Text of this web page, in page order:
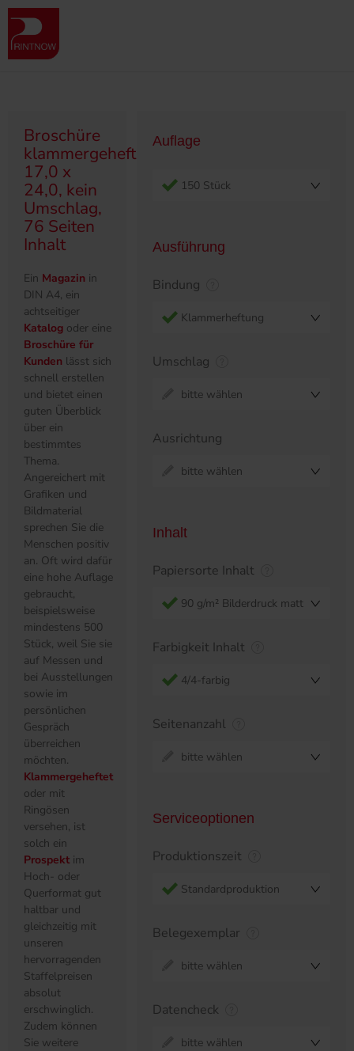
" >
Produktübersicht
Broschüre klammergeheftet, 17,0 x 24,0, kein Umschlag, 76 Seiten
Inhalt
Broschüre
klammergeheftet,
17,0 x
24,0, kein
Umschlag,
76 Seiten
Inhalt
Ein Magazin in
DIN A4, ein
achtseitiger
Katalog oder eine
Broschüre für
Kunden lässt sich
schnell erstellen
und bietet einen
guten Überblick
über ein
bestimmtes
Thema.
Angereichert mit
Grafiken und
Bildmaterial
sprechen Sie die
Menschen positiv
an. Oft wird dafür
eine hohe Auflage
gebraucht,
beispielsweise
mindestens 500
Stück, weil Sie sie
auf Messen und
bei Ausstellungen
sowie im
persönlichen
Gespräch
überreichen
möchten.
Klammergeheftet
oder mit
Ringösen
versehen, ist
solch ein
Prospekt im
Hoch- oder
Querformat gut
haltbar und
gleichzeitig mit
unseren
hervorragenden
Staffelpreisen
absolut
erschwinglich.
Zudem können
Sie weitere
Auflage
150 Stück
Ausführung
Bindung
Klammerheftung
Umschlag
bitte wählen
Ausrichtung
bitte wählen
Inhalt
Papiersorte Inhalt
90 g/m² Bilderdruck matt
Farbigkeit Inhalt
4/4-farbig
Seitenanzahl
bitte wählen
Serviceoptionen
Produktionszeit
Standardproduktion
Belegexemplar
bitte wählen
Datencheck
bitte wählen